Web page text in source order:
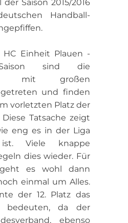
der Saison 2015/2016
Handball-
Einheit Plauen -
sind die
mit großen
und finden
vorletzten Platz der
Tatsache zeigt
eng es in der Liga
ist. Viele knappe
dies wieder. Für
es wohl dann
einmal um Alles.
der 12. Platz das
bedeuten, da der
ebenso